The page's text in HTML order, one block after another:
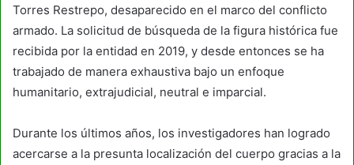
Torres Restrepo, desaparecido en el marco del conflicto
armado. La solicitud de búsqueda de la figura histórica fue
recibida por la entidad en 2019, y desde entonces se ha
trabajado de manera exhaustiva bajo un enfoque
humanitario, extrajudicial, neutral e imparcial.
Durante los últimos años, los investigadores han logrado
acercarse a la presunta localización del cuerpo gracias a la